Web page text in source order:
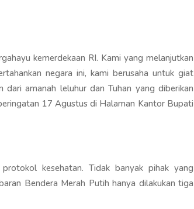
kemerdekaan RI. Kami yang melanjutkan
negara ini, kami berusaha untuk giat
dari amanah leluhur dan Tuhan yang diberikan
17 Agustus di Halaman Kantor Bupati
kesehatan. Tidak banyak pihak yang
Bendera Merah Putih hanya dilakukan tiga